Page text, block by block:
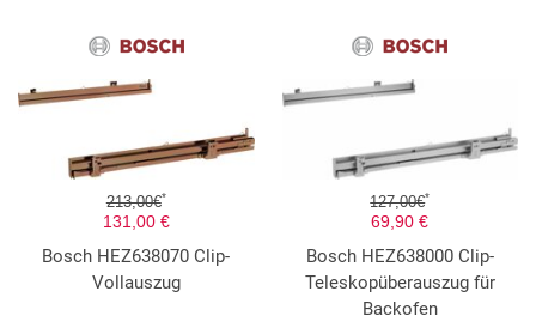
213,00€*
131,00 €
Bosch HEZ638070 Clip-
Vollauszug
127,00€*
69,90 €
Bosch HEZ638000 Clip-
Teleskopüberauszug für
Backofen